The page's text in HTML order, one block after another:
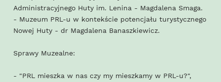
Administracyjnego Huty im. Lenina - Magdalena Smaga.
- Muzeum PRL-u w kontekście potencjału turystycznego
Nowej Huty - dr Magdalena Banaszkiewicz.
Sprawy Muzealne:
- "PRL mieszka w nas czy my mieszkamy w PRL-u?",